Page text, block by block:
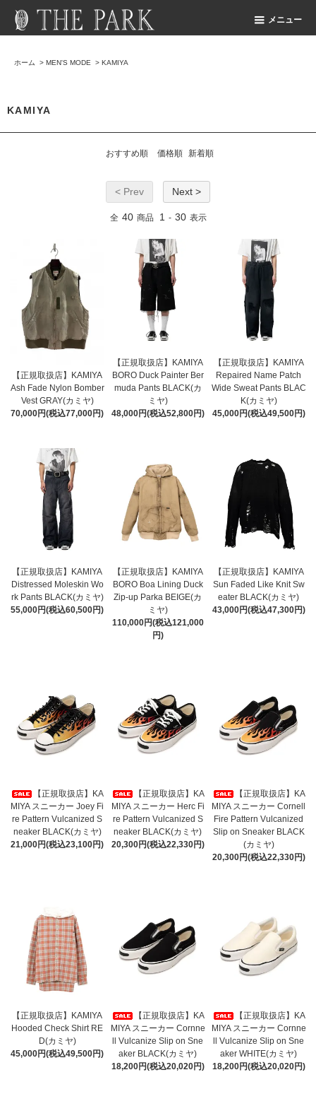
メニュー
ホーム > MEN'S MODE > KAMIYA
KAMIYA
おすすめ順 価格順 新着順
< Prev Next >
全 40 商品 1 - 30 表示
【正規取扱店】KAMIYA
Ash Fade Nylon Bomber
Vest GRAY(カミヤ)
70,000円(税込77,000円)
【正規取扱店】KAMIYA
BORO Duck Painter Ber
muda Pants BLACK(カ
ミヤ)
48,000円(税込52,800円)
【正規取扱店】KAMIYA
Repaired Name Patch
Wide Sweat Pants BLAC
K(カミヤ)
45,000円(税込49,500円)
【正規取扱店】KAMIYA
Distressed Moleskin Wo
rk Pants BLACK(カミヤ)
55,000円(税込60,500円)
【正規取扱店】KAMIYA
BORO Boa Lining Duck
Zip-up Parka BEIGE(カ
ミヤ)
110,000円(税込121,000
円)
【正規取扱店】KAMIYA
Sun Faded Like Knit Sw
eater BLACK(カミヤ)
43,000円(税込47,300円)
【正規取扱店】KA
MIYA スニーカー Joey Fi
re Pattern Vulcanized S
neaker BLACK(カミヤ)
21,000円(税込23,100円)
【正規取扱店】KA
MIYA スニーカー Herc Fi
re Pattern Vulcanized S
neaker BLACK(カミヤ)
20,300円(税込22,330円)
【正規取扱店】KA
MIYA スニーカー Cornell
Fire Pattern Vulcanized
Slip on Sneaker BLACK
(カミヤ)
20,300円(税込22,330円)
【正規取扱店】KAMIYA
Hooded Check Shirt RE
D(カミヤ)
45,000円(税込49,500円)
【正規取扱店】KA
MIYA スニーカー Cornne
ll Vulcanize Slip on Sne
aker BLACK(カミヤ)
18,200円(税込20,020円)
【正規取扱店】KA
MIYA スニーカー Cornne
ll Vulcanize Slip on Sne
aker WHITE(カミヤ)
18,200円(税込20,020円)